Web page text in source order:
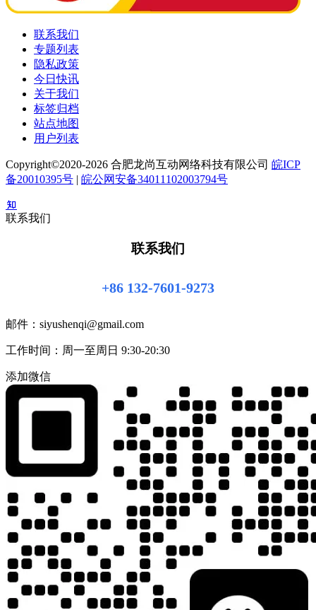
联系我们
专题列表
隐私政策
今日快讯
关于我们
标签归档
站点地图
用户列表
Copyright©2020-2026 合肥龙尚互动网络科技有限公司 皖ICP
备20010395号 | 皖公网安备34011102003794号
联系我们
联系我们
+86 132-7601-9273
邮件：siyushenqi@gmail.com
工作时间：周一至周日 9:30-20:30
添加微信